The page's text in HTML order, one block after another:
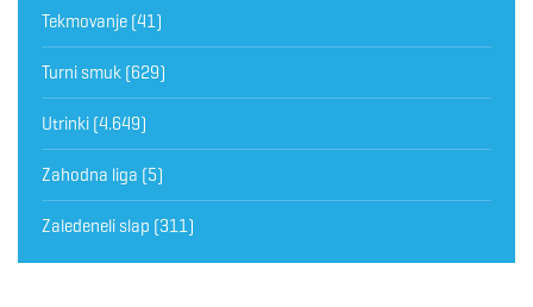
Tekmovanje (41)
Turni smuk (629)
Utrinki (4.649)
Zahodna liga (5)
Zaledeneli slap (311)